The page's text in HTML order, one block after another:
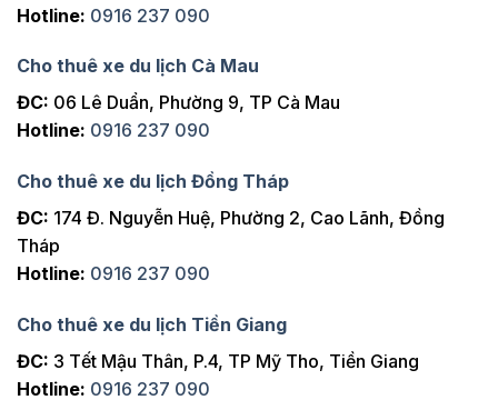
Hotline: 0916 237 090
Cho thuê xe du lịch Cà Mau
ĐC: 06 Lê Duẩn, Phường 9, TP Cà Mau
Hotline: 0916 237 090
Cho thuê xe du lịch Đồng Tháp
ĐC: 174 Đ. Nguyễn Huệ, Phường 2, Cao Lãnh, Đồng
Tháp
Hotline: 0916 237 090
Cho thuê xe du lịch Tiền Giang
ĐC: 3 Tết Mậu Thân, P.4, TP Mỹ Tho, Tiền Giang
Hotline: 0916 237 090